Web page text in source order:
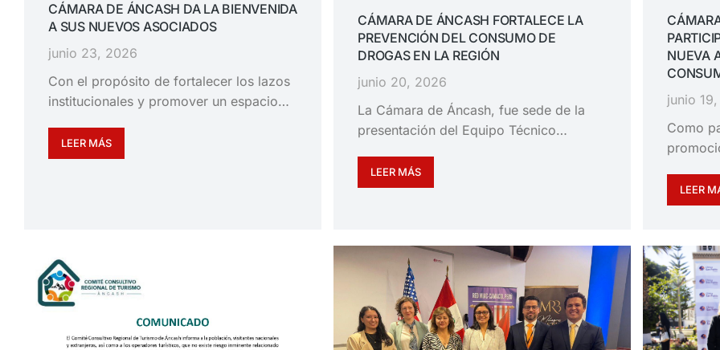
CÁMARA DE ÁNCASH DA LA BIENVENIDA
A SUS NUEVOS ASOCIADOS
junio 23, 2026
Con el propósito de fortalecer los lazos
institucionales y promover un espacio…
LEER MÁS
CÁMARA DE ÁNCASH FORTALECE LA
PREVENCIÓN DEL CONSUMO DE
DROGAS EN LA REGIÓN
junio 20, 2026
La Cámara de Áncash, fue sede de la
presentación del Equipo Técnico…
LEER MÁS
NUEVA
junio
Como
LEER